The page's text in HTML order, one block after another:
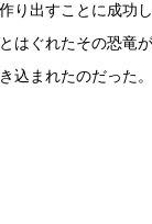
り出すことに成功
はぐれたその恐竜
込まれたのだった。